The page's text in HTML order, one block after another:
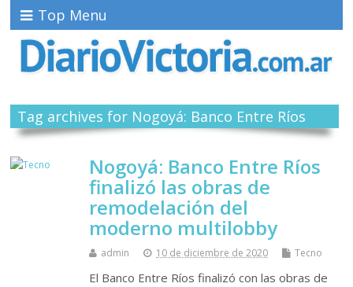
Top Menu
Tag archives for Nogoyá: Banco Entre Ríos
Nogoyá: Banco Entre Ríos
finalizó las obras de
remodelación del
moderno multilobby
admin 10 de diciembre de 2020 Tecno
El Banco Entre Ríos finalizó con las obras de